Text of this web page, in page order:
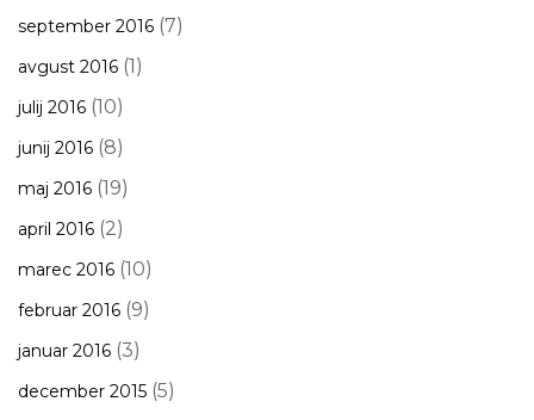
september 2016 (7)
avgust 2016 (1)
julij 2016 (10)
junij 2016 (8)
maj 2016 (19)
april 2016 (2)
marec 2016 (10)
februar 2016 (9)
januar 2016 (3)
december 2015 (5)